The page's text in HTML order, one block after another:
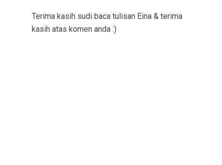
Terima kasih sudi baca tulisan Eina & terima
kasih atas komen anda :)